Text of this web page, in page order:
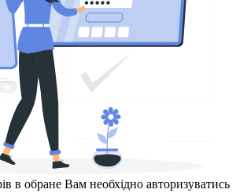
в обране Вам необхідно авторизуватись